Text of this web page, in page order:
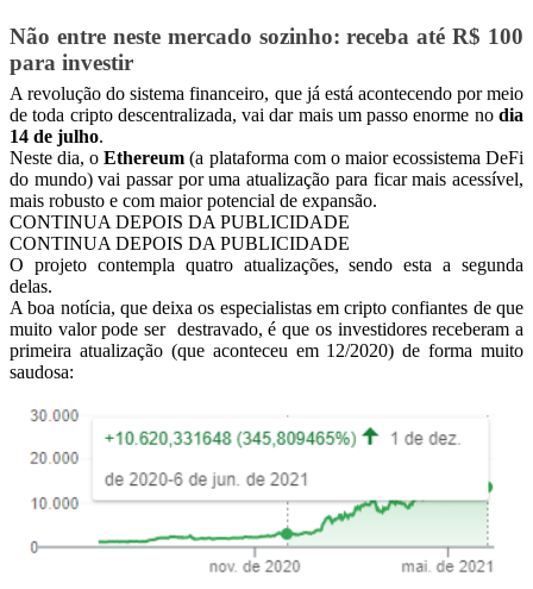
Não entre neste mercado sozinho: receba até R$ 100
para investir
A revolução do sistema financeiro, que já está acontecendo por meio
de toda cripto descentralizada, vai dar mais um passo enorme no dia
14 de julho.
Neste dia, oEthereum (a plataforma com o maior ecossistema DeFi
do mundo) vai passar por uma atualização para ficar mais acessível,
mais robusto e com maior potencial de expansão.
CONTINUA DEPOIS DA PUBLICIDADE
CONTINUA DEPOIS DA PUBLICIDADE
O projeto contempla quatro atualizações, sendo esta a segunda
delas.
A boa notícia, que deixa os especialistas em cripto confiantes de que
muito valor pode ser destravado, é que os investidores receberam a
primeira atualização (que aconteceu em 12/2020) de forma muito
saudosa: